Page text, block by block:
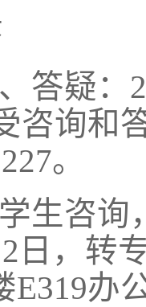
答疑：
咨询和
。
生咨询
日 ， 转
E319办